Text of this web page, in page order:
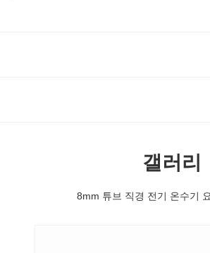
갤러리
8mm 튜브 직경 전기 온수기